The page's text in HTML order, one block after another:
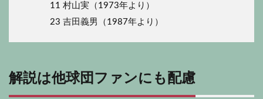
11 村山実（1973年より）
23 吉田義男（1987年より）
解説は他球団ファンにも配慮